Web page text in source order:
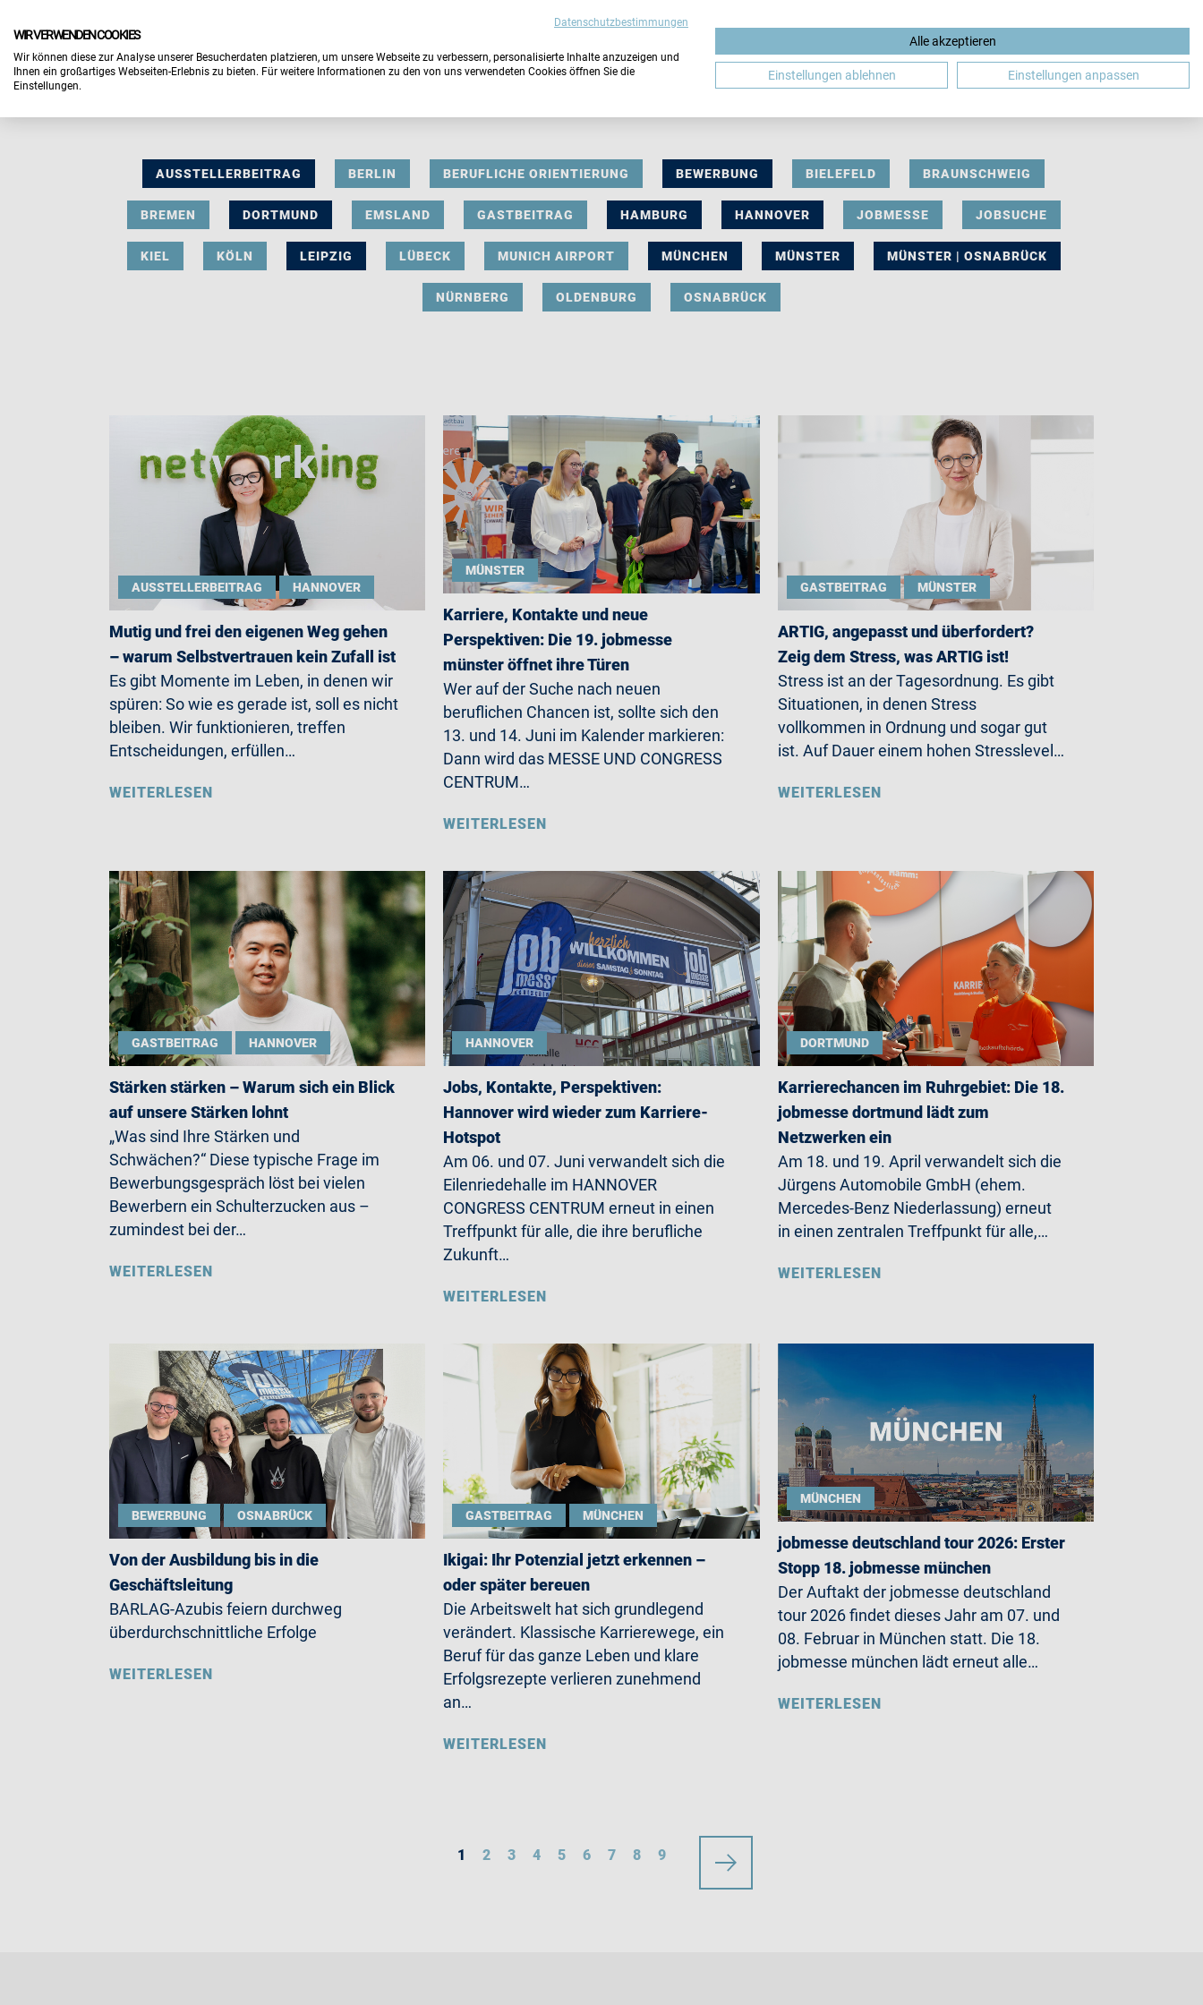
DE
AUSSTELLERBEITRAG BERLIN BERUFLICHE ORIENTIERUNG BEWERBUNG BIELEFELD BRAUNSCHWEIG
BREMEN DORTMUND EMSLAND GASTBEITRAG HAMBURG HANNOVER JOBMESSE JOBSUCHE
KIEL KÖLN LEIPZIG LÜBECK MUNICH AIRPORT MÜNCHEN MÜNSTER MÜNSTER | OSNABRÜCK
NÜRNBERG OLDENBURG OSNABRÜCK
AUSSTELLERBEITRAG HANNOVER
Mutig und frei den eigenen Weg gehen
– warum Selbstvertrauen kein Zufall ist
Es gibt Momente im Leben, in denen wir
spüren: So wie es gerade ist, soll es nicht
bleiben. Wir funktionieren, treffen
Entscheidungen, erfüllen…
WEITERLESEN
MÜNSTER
Karriere, Kontakte und neue
Perspektiven: Die 19. jobmesse
münster öffnet ihre Türen
Wer auf der Suche nach neuen
beruflichen Chancen ist, sollte sich den
13. und 14. Juni im Kalender markieren:
Dann wird das MESSE UND CONGRESS
CENTRUM…
WEITERLESEN
GASTBEITRAG MÜNSTER
ARTIG, angepasst und überfordert?
Zeig dem Stress, was ARTIG ist!
Stress ist an der Tagesordnung. Es gibt
Situationen, in denen Stress
vollkommen in Ordnung und sogar gut
ist. Auf Dauer einem hohen Stresslevel…
WEITERLESEN
GASTBEITRAG HANNOVER
Stärken stärken – Warum sich ein Blick
auf unsere Stärken lohnt
„Was sind Ihre Stärken und
Schwächen?“ Diese typische Frage im
Bewerbungsgespräch löst bei vielen
Bewerbern ein Schulterzucken aus –
zumindest bei der…
WEITERLESEN
HANNOVER
Jobs, Kontakte, Perspektiven:
Hannover wird wieder zum Karriere-
Hotspot
Am 06. und 07. Juni verwandelt sich die
Eilenriedehalle im HANNOVER
CONGRESS CENTRUM erneut in einen
Treffpunkt für alle, die ihre berufliche
Zukunft…
WEITERLESEN
DORTMUND
Karrierechancen im Ruhrgebiet: Die 18.
jobmesse dortmund lädt zum
Netzwerken ein
Am 18. und 19. April verwandelt sich die
Jürgens Automobile GmbH (ehem.
Mercedes-Benz Niederlassung) erneut
in einen zentralen Treffpunkt für alle,…
WEITERLESEN
BEWERBUNG OSNABRÜCK
Von der Ausbildung bis in die
Geschäftsleitung
BARLAG-Azubis feiern durchweg
überdurchschnittliche Erfolge
WEITERLESEN
GASTBEITRAG MÜNCHEN
Ikigai: Ihr Potenzial jetzt erkennen –
oder später bereuen
Die Arbeitswelt hat sich grundlegend
verändert. Klassische Karrierewege, ein
Beruf für das ganze Leben und klare
Erfolgsrezepte verlieren zunehmend
an…
WEITERLESEN
MÜNCHEN
jobmesse deutschland tour 2026: Erster
Stopp 18. jobmesse münchen
Der Auftakt der jobmesse deutschland
tour 2026 findet dieses Jahr am 07. und
08. Februar in München statt. Die 18.
jobmesse münchen lädt erneut alle…
WEITERLESEN
1 2 3 4 5 6 7 8 9
Datenschutzbestimmungen
WIR VERWENDEN COOKIES
Wir können diese zur Analyse unserer Besucherdaten platzieren, um unsere Webseite zu verbessern, personalisierte Inhalte anzuzeigen und
Ihnen ein großartiges Webseiten-Erlebnis zu bieten. Für weitere Informationen zu den von uns verwendeten Cookies öffnen Sie die
Einstellungen.
Alle akzeptieren
Einstellungen ablehnen Einstellungen anpassen